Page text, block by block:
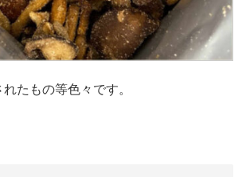
たもの等色々です。